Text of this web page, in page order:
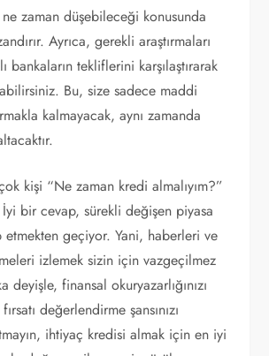
ne zaman düşebileceği konusunda
Ayrıca, gerekli araştırmaları
bankaların tekliflerini karşılaştırarak
Bu, size sadece maddi
kalmayacak, aynı zamanda
kişi “Ne zaman kredi almalıyım?”
bir cevap, sürekli değişen piyasa
etmekten geçiyor. Yani, haberleri ve
izlemek sizin için vazgeçilmez
deyişle, finansal okuryazarlığınızı
değerlendirme şansınızı
ihtiyaç kredisi almak için en iyi